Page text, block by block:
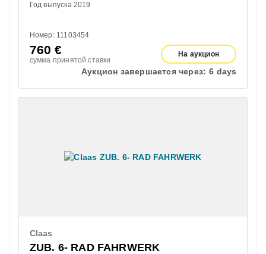
Год выпуска 2019
Номер: 11103454
760€
сумма принятой ставки
На аукцион
Аукцион завершается через: 6 days
Claas
ZUB. 6- RAD FAHRWERK